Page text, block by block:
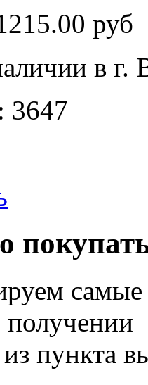
руб
в г.
3647
пункта